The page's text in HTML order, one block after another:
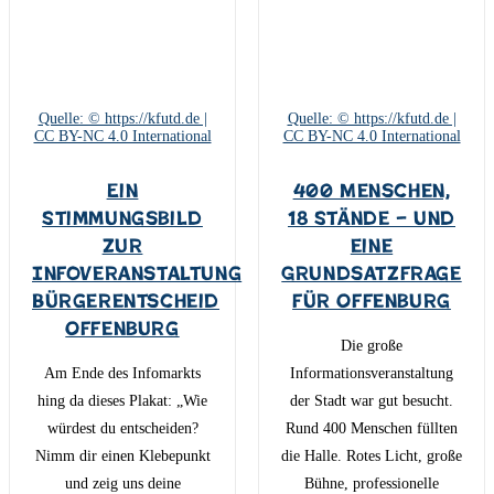
Quelle: © https://kfutd.de |
CC BY-NC 4.0 International
Ein
Stimmungsbild
zur
Infoveranstaltung
Bürgerentscheid
Offenburg
Am Ende des Infomarkts
hing da dieses Plakat: „Wie
würdest du entscheiden?
Nimm dir einen Klebepunkt
und zeig uns deine
Quelle: © https://kfutd.de |
CC BY-NC 4.0 International
400 Menschen,
18 Stände – und
eine
Grundsatzfrage
für Offenburg
Die große
Informationsveranstaltung
der Stadt war gut besucht.
Rund 400 Menschen füllten
die Halle. Rotes Licht, große
Bühne, professionelle